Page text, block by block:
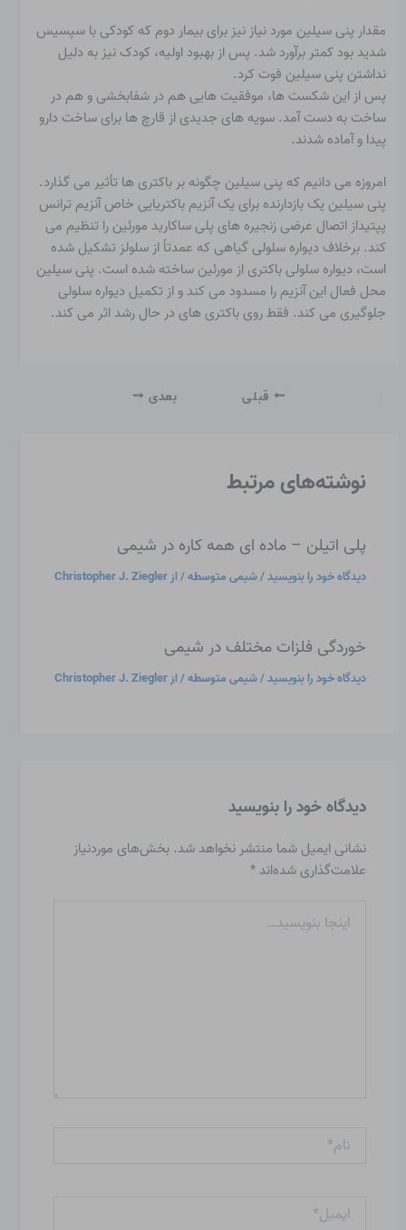
مقدار پنی سیلین مورد نیاز نیز برای بیمار دوم که کودکی با سپسیس
شدید بود کمتر برآورد شد. پس از بهبود اولیه، کودک نیز به دلیل
نداشتن پنی سیلین فوت کرد.
پس از این شکست ها، موفقیت هایی هم در شفابخشی و هم در
ساخت به دست آمد. سویه های جدیدی از قارچ ها برای ساخت دارو
پیدا و آماده شدند.
امروزه می دانیم که پنی سیلین چگونه بر باکتری ها تأثیر می گذارد.
پنی سیلین یکبازدارنده برای یک آنزیم باکتریایی خاص آنزیم ترانس
پپتیداز اتصال عرضی زنجیره های پلی ساکارید مورئین را تنظیم می
کند. برخلاف دیواره سلولی گیاهی که عمدتاً از سلولز تشکیل شده
است، دیواره سلولی باکتری از مورئین ساخته شده است. پنی سیلین
محل فعال این آنزیم را مسدود می کند و از تکمیل دیواره سلولی
جلوگیری می کند. فقط روی باکتری های در حال رشد اثر می کند.
قبلی بعدی
نوشته‌های مرتبط
پلی اتیلن – ماده ای همه کاره در شیمی
دیدگاه‌ خود را بنویسید/شیمی متوسطه/ از Christopher J. Ziegler
خوردگی فلزات مختلف در شیمی
دیدگاه‌ خود را بنویسید/شیمی متوسطه/ از Christopher J. Ziegler
دیدگاه‌ خود را بنویسید
نشانی ایمیل شما منتشر نخواهد شد. بخش‌های موردنیاز
علامت‌گذاری شده‌اند*
بنویسید…
ایمیل*